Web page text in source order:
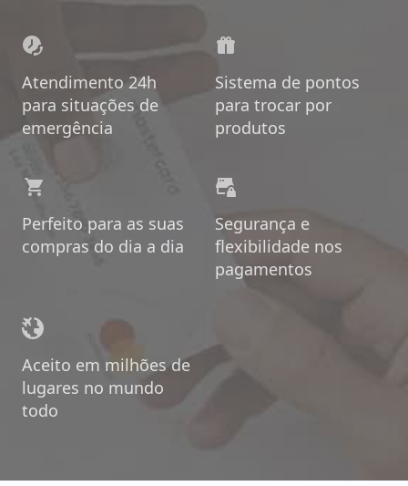
Atendimento 24h
para situações de
emergência
Sistema de pontos
para trocar por
produtos
Perfeito para as suas
compras do dia a dia
Segurança e
flexibilidade nos
pagamentos
Aceito em milhões de
lugares no mundo
todo